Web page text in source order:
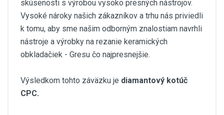
skúsenosti s výrobou vysoko presných nástrojov.
Vysoké nároky našich zákazníkov a trhu nás priviedli
k tomu, aby sme našim odborným znalostiam navrhli
nástroje a výrobky na rezanie keramických
obkladačiek - Gresu čo najpresnejšie.
Výsledkom tohto záväzku je diamantový kotúč
CPC.